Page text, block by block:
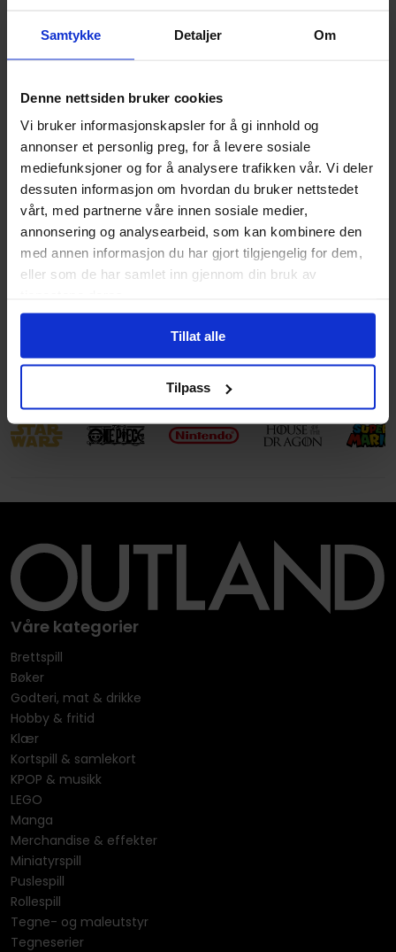
Samtykke Detaljer Om
Denne nettsiden bruker cookies
Vi bruker informasjonskapsler for å gi innhold og
annonser et personlig preg, for å levere sosiale
mediefunksjoner og for å analysere trafikken vår. Vi deler
dessuten informasjon om hvordan du bruker nettstedet
vårt, med partnerne våre innen sosiale medier,
annonsering og analysearbeid, som kan kombinere den
med annen informasjon du har gjort tilgjengelig for dem,
eller som de har samlet inn gjennom din bruk av
Tillat alle
Tilpass
Sjanger
Historie
Krim og
Antall Sider
338
Utgiver
Dark Horse Comics
Lanseringsdato
(dd.mm.yyyy)
09.06.2015
Aldersgruppe
Voksen
Illustrasjoner
1 Illustrations
Leverandørstatus
Utsolgt hos leverandør
Våre kategorier
Brettspill
Bøker
Godteri, mat & drikke
Hobby & fritid
Klær
Kortspill & samlekort
KPOP & musikk
LEGO
Manga
Merchandise & effekter
Miniatyrspill
Puslespill
Rollespill
Tegne- og maleutstyr
Tegneserier